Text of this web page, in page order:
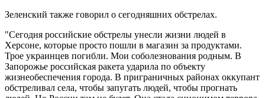
Зеленский также говорил о сегодняшних обстрелах.
"Сегодня российские обстрелы унесли жизни людей в
Херсоне, которые просто пошли в магазин за продуктами.
Трое украинцев погибли. Мои соболезнования родным. В
Запорожье российская ракета ударила по объекту
жизнеобеспечения города. В приграничных районах оккупант
обстреливал села, чтобы запугать людей, чтобы прогнать